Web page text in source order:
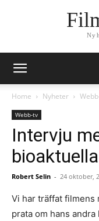
Home Nyheter
Webb-tv
Intervju
Robert Selin - 24 oktober,
Vi har träffat filmens
prata om hans